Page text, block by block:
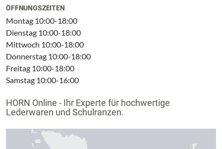
ÖFFNUNGSZEITEN
Montag 10:00-18:00
Dienstag 10:00-18:00
Mittwoch 10:00-18:00
Donnerstag 10:00-18:00
Freitag 10:00-18:00
Samstag 10:00-16:00
HORN Online - Ihr Experte für hochwertige
Lederwaren und Schulranzen.